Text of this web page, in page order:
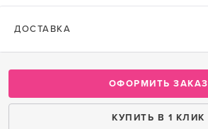
ДОСТАВКА
ОФОРМИТЬ ЗАКАЗ
КУПИТЬ В 1 КЛИК